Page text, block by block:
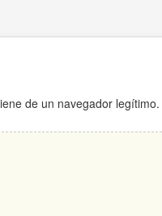
de un navegador legítimo.